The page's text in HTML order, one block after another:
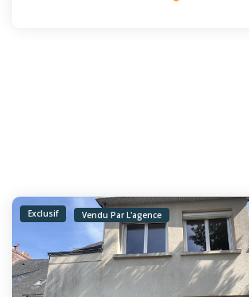
Exclusif Vendu Par L'agence